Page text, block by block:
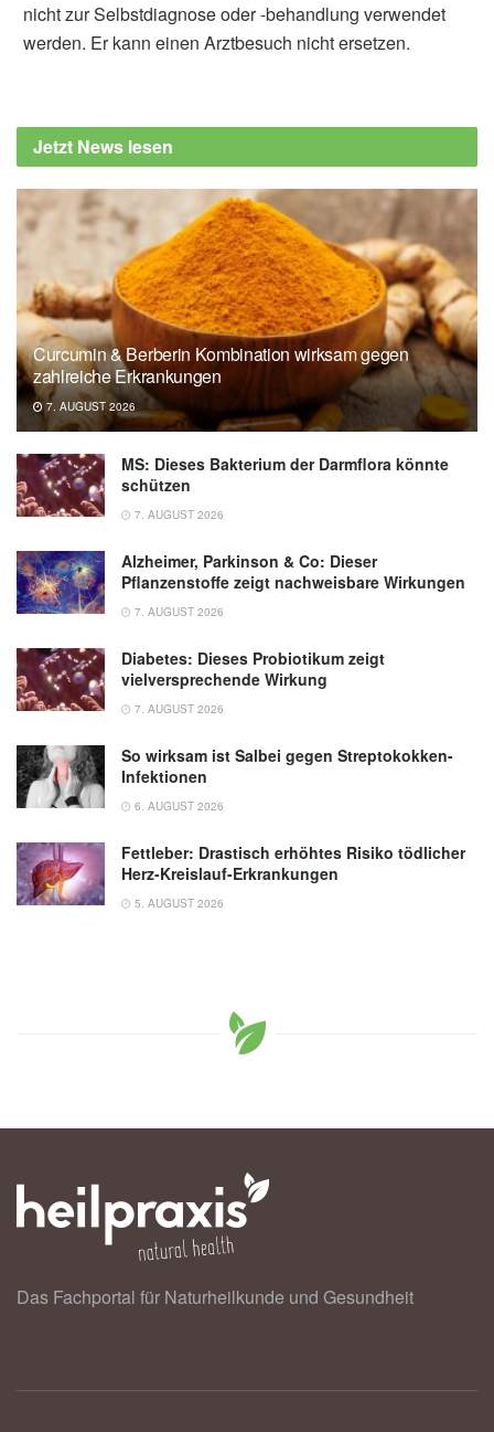
and components of height with incidence of
type 2 diabetes: mediating effects of
10.09.2019),Diabetologia
Deutsches Zentrum für Diabetesforschung:
GESUNDHEITSRISIKOMARKER
KÖRPERGRÖSSE – EINFLUSS AUF
HERZ-KREISLAUF-ERKRANKUNGEN,
DIABETES UND KREBS, (Abruf:
10.09.2019),Deutsches Zentrum für
Diabetesforschung
nicht zur Selbstdiagnose oder -behandlung verwendet
werden. Er kann einen Arztbesuch nicht ersetzen.
Jetzt News lesen
Curcumin & Berberin Kombination wirksam gegen
zahlreiche Erkrankungen
7. AUGUST 2026
MS: Dieses Bakterium der Darmflora könnte
schützen
7. AUGUST 2026
Alzheimer, Parkinson & Co: Dieser
Pflanzenstoffe zeigt nachweisbare Wirkungen
7. AUGUST 2026
Diabetes: Dieses Probiotikum zeigt
vielversprechende Wirkung
7. AUGUST 2026
So wirksam ist Salbei gegen Streptokokken-
Infektionen
6. AUGUST 2026
Fettleber: Drastisch erhöhtes Risiko tödlicher
Herz-Kreislauf-Erkrankungen
5. AUGUST 2026
Das Fachportal für Naturheilkunde und Gesundheit